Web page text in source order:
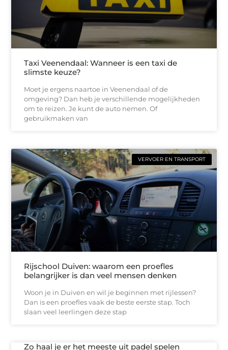
Taxi Veenendaal: Wanneer is een taxi de
slimste keuze?
Moet je ergens naartoe in Veenendaal of de
omgeving? Dan heb je verschillende mogelijkheden
om te reizen. Je kunt de auto nemen. Of
gebruikmaken van
VERVOER EN TRANSPORT
Rijschool Duiven: waarom een proefles
belangrijker is dan veel mensen denken
Woon je in Duiven en wil je beginnen met rijlessen?
Dan is een proefles vaak de beste eerste stap. Toch
slaan veel leerlingen deze stap
Zo haal je er het meeste uit padel spelen